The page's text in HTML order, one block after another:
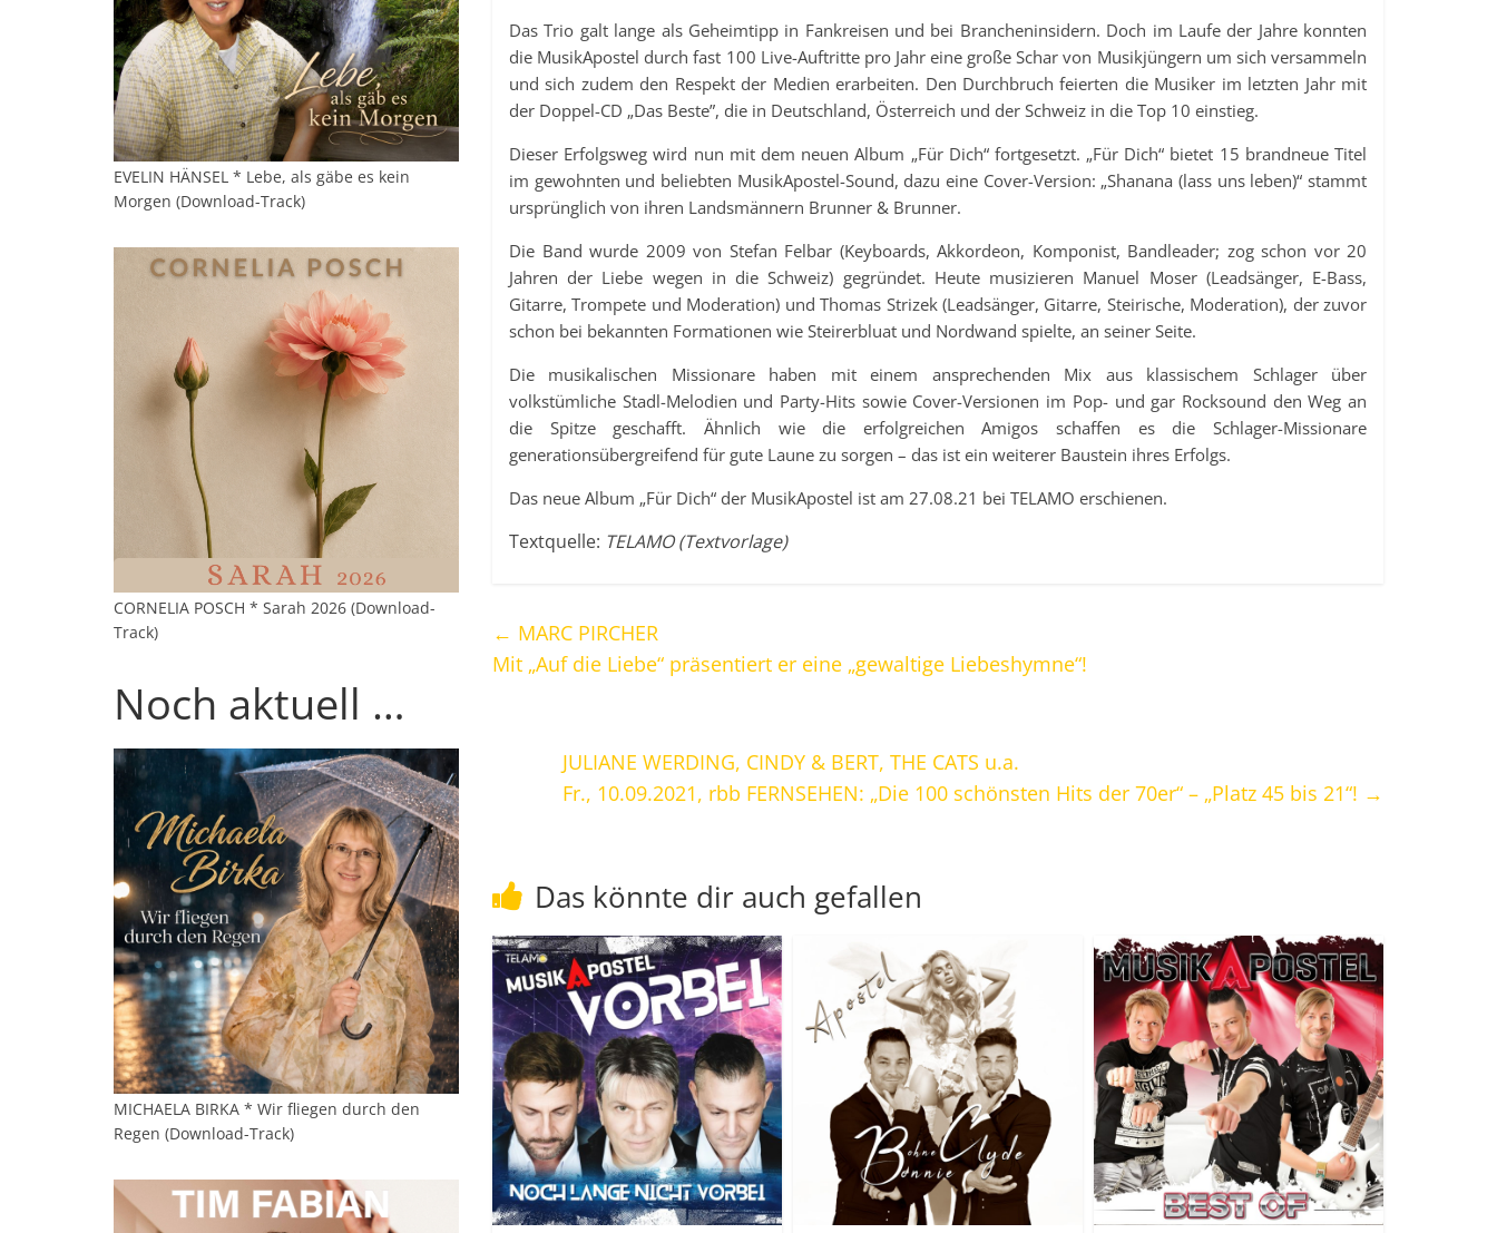
Das Trio galt lange als Geheimtipp in Fankreisen und bei Brancheninsidern. Doch im Laufe der Jahre konnten
die MusikApostel durch fast 100 Live-Auftritte pro Jahr eine große Schar von Musikjüngern um sich versammeln
und sich zudem den Respekt der Medien erarbeiten. Den Durchbruch feierten die Musiker im letzten Jahr mit
der Doppel-CD „Das Beste”, die in Deutschland, Österreich und der Schweiz in die Top 10 einstieg.
Dieser Erfolgsweg wird nun mit dem neuen Album „Für Dich“ fortgesetzt. „Für Dich“ bietet 15 brandneue Titel
im gewohnten und beliebten MusikApostel-Sound, dazu eine Cover-Version: „Shanana (lass uns leben)“ stammt
ursprünglich von ihren Landsmännern Brunner & Brunner.
Die Band wurde 2009 von Stefan Felbar (Keyboards, Akkordeon, Komponist, Bandleader; zog schon vor 20
Jahren der Liebe wegen in die Schweiz) gegründet. Heute musizieren Manuel Moser (Leadsänger, E-Bass,
Gitarre, Trompete und Moderation) und Thomas Strizek (Leadsänger, Gitarre, Steirische, Moderation), der zuvor
schon bei bekannten Formationen wie Steirerbluat und Nordwand spielte, an seiner Seite.
Die musikalischen Missionare haben mit einem ansprechenden Mix aus klassischem Schlager über
volkstümliche Stadl-Melodien und Party-Hits sowie Cover-Versionen im Pop- und gar Rocksound den Weg an
die Spitze geschafft. Ähnlich wie die erfolgreichen Amigos schaffen es die Schlager-Missionare
generationsübergreifend für gute Laune zu sorgen – das ist ein weiterer Baustein ihres Erfolgs.
Das neue Album „Für Dich“ der MusikApostel ist am 27.08.21 bei TELAMO erschienen.
Textquelle: TELAMO (Textvorlage)
← MARC PIRCHER
Mit „Auf die Liebe“ präsentiert er eine „gewaltige Liebeshymne“!
JULIANE WERDING, CINDY & BERT, THE CATS u.a.
Fr., 10.09.2021, rbb FERNSEHEN: „Die 100 schönsten Hits der 70er“ – „Platz 45 bis 21“! →
Das könnte dir auch gefallen
EVELIN HÄNSEL * Lebe, als gäbe es kein
Morgen (Download-Track)
CORNELIA POSCH * Sarah 2026 (Download-
Track)
Noch aktuell …
MICHAELA BIRKA * Wir fliegen durch den
Regen (Download-Track)